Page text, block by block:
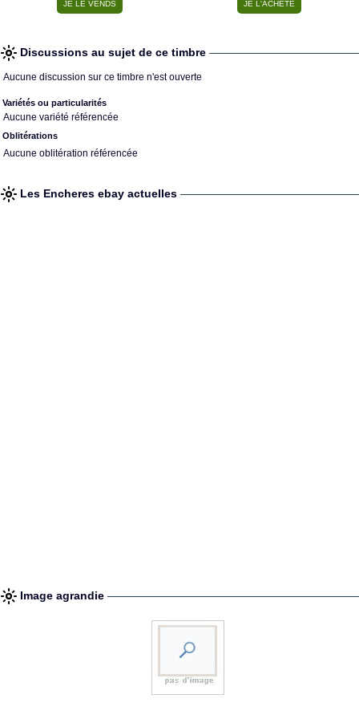
Discussions au sujet de ce timbre
Aucune discussion sur ce timbre n'est ouverte
Variétés ou particularités
Aucune variété référencée
Oblitérations
Aucune oblitération référencée
Les Encheres ebay actuelles
Image agrandie